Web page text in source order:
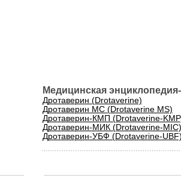
Медицинская
Дротаверин (Drotaverine)
Дротаверин МС (Drotaverine MS)
Дротаверин-КМП (Drotaverine-
Дротаверин-МИК (Drotaverine-MIC)
Дротаверин-УБФ (Drotaverine-